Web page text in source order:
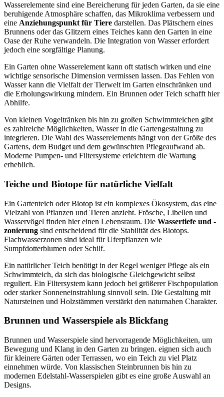
Wasserelemente sind eine Bereicherung für jeden Garten, da sie eine
beruhigende Atmosphäre schaffen, das Mikroklima verbessern und
eine Anziehungspunkt für Tiere darstellen. Das Plätschern eines
Brunnens oder das Glitzern eines Teiches kann den Garten in eine
Oase der Ruhe verwandeln. Die Integration von Wasser erfordert
jedoch eine sorgfältige Planung.
Ein Garten ohne Wasserelement kann oft statisch wirken und eine
wichtige sensorische Dimension vermissen lassen. Das Fehlen von
Wasser kann die Vielfalt der Tierwelt im Garten einschränken und
die Erholungswirkung mindern. Ein Brunnen oder Teich schafft hier
Abhilfe.
Von kleinen Vogeltränken bis hin zu großen Schwimmteichen gibt
es zahlreiche Möglichkeiten, Wasser in die Gartengestaltung zu
integrieren. Die Wahl des Wasserelements hängt von der Größe des
Gartens, dem Budget und dem gewünschten Pflegeaufwand ab.
Moderne Pumpen- und Filtersysteme erleichtern die Wartung
erheblich.
Teiche und Biotope für natürliche Vielfalt
Ein Gartenteich oder Biotop ist ein komplexes Ökosystem, das eine
Vielzahl von Pflanzen und Tieren anzieht. Frösche, Libellen und
Wasservögel finden hier einen Lebensraum. Die Wassertiefe und -
zonierung sind entscheidend für die Stabilität des Biotops.
Flachwasserzonen sind ideal für Uferpflanzen wie
Sumpfdotterblumen oder Schilf.
Ein natürlicher Teich benötigt in der Regel weniger Pflege als ein
Schwimmteich, da sich das biologische Gleichgewicht selbst
reguliert. Ein Filtersystem kann jedoch bei größerer Fischpopulation
oder starker Sonneneinstrahlung sinnvoll sein. Die Gestaltung mit
Natursteinen und Holzstämmen verstärkt den naturnahen Charakter.
Brunnen und Wasserspiele als Blickfang
Brunnen und Wasserspiele sind hervorragende Möglichkeiten, um
Bewegung und Klang in den Garten zu bringen. eignen sich auch
für kleinere Gärten oder Terrassen, wo ein Teich zu viel Platz
einnehmen würde. Von klassischen Steinbrunnen bis hin zu
modernen Edelstahl-Wasserspielen gibt es eine große Auswahl an
Designs.